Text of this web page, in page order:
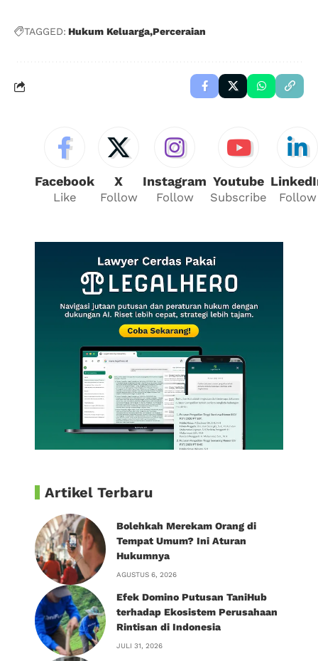
TAGGED: Hukum Keluarga Perceraian
Facebook
Like
X
Follow
Instagram
Follow
Youtube
Subscribe Follow
Artikel Terbaru
Bolehkah Merekam Orang di
Tempat Umum? Ini Aturan
Hukumnya
AGUSTUS 6, 2026
Efek Domino Putusan TaniHub
terhadap Ekosistem Perusahaan
Rintisan di Indonesia
JULI 31, 2026